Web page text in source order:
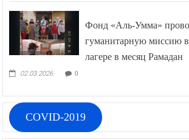
Фонд «Аль-Умма»
гуманитарную миссию
лагере в месяц Рамадан
02.03.2026 0
COVID-2019